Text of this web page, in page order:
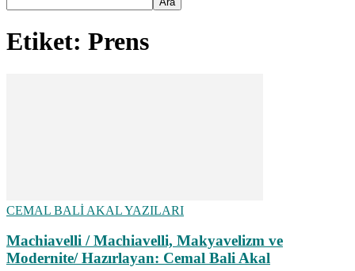
Etiket: Prens
CEMAL BALİ AKAL YAZILARI
Machiavelli / Machiavelli, Makyavelizm ve
Modernite/ Hazırlayan: Cemal Bali Akal